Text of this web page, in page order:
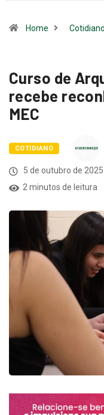
Home Cotidiano
Curso de
recebe
MEC
COTIDIANO
5 de outubro de 2025
2 minutos de leitura